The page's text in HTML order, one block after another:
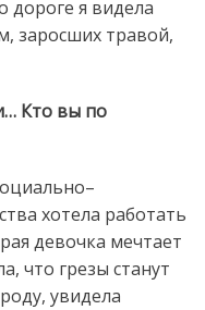
дороге я видела
заросших травой,
Кто вы по
хотела работать
девочка мечтает
что грезы станут
увидела